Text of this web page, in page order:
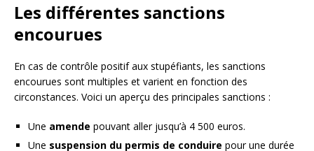
Les différentes sanctions
encourues
En cas de contrôle positif aux stupéfiants, les sanctions
encourues sont multiples et varient en fonction des
circonstances. Voici un aperçu des principales sanctions :
Une amende pouvant aller jusqu’à 4 500 euros.
Une suspension du permis de conduire pour une durée